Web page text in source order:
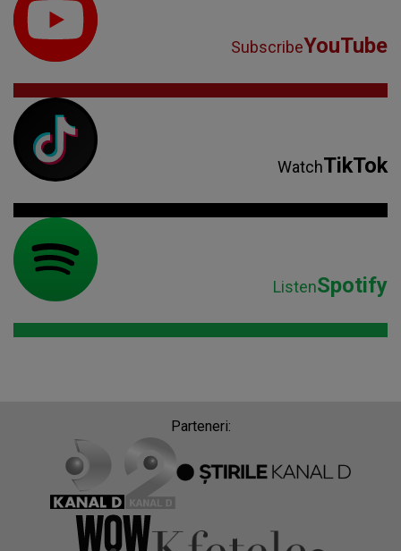
SubscribeYouTube
WatchTikTok
ListenSpotify
Parteneri: